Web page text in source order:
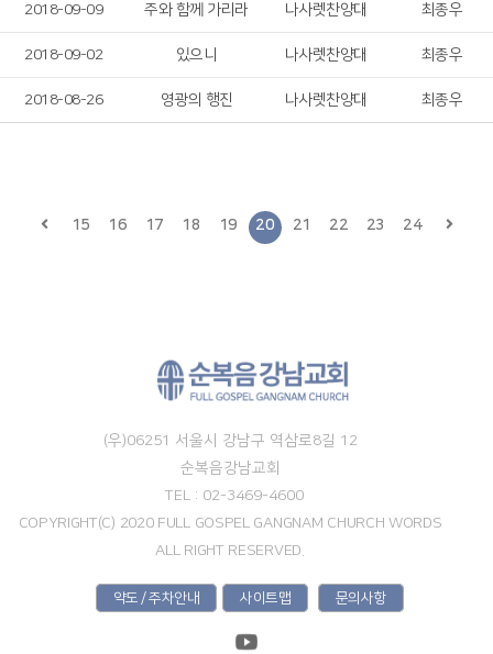
2018-09-09 주와 함께 가리라 나사렛찬양대 최종우
2018-09-02 있으니 나사렛찬양대 최종우
2018-08-26 영광의 행진 나사렛찬양대 최종우
15 16 17 18 19 20 21 22 23 24
(우)06251 서울시 강남구 역삼로8길 12
순복음강남교회
TEL : 02-3469-4600
COPYRIGHT(C) 2020 FULL GOSPEL GANGNAM CHURCH WORDS
ALL RIGHT RESERVED.
약도 / 주차안내 사이트맵 문의사항